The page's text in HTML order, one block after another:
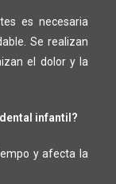
es necesaria
Se realizan
el dolor y la
infantil?
y afecta la